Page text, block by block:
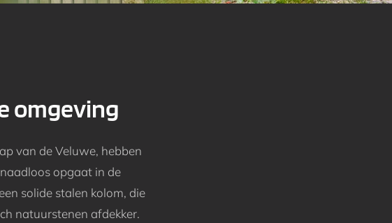
omgeving
van de Veluwe, hebben
opgaat in de
solide stalen kolom, die
natuurstenen afdekker.